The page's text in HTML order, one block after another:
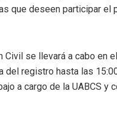
que deseen participar el
se llevará a cabo en
del registro hasta las
a cargo de la UABCS y